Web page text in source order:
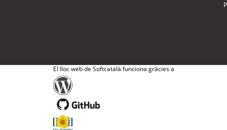
El lloc web de Softcatalà funciona gràcies a